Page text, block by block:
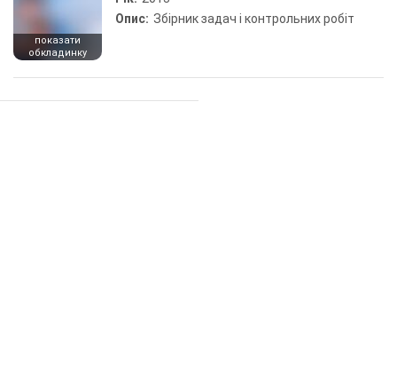
показати
обкладинку
Опис: Збірник задач і контрольних робіт